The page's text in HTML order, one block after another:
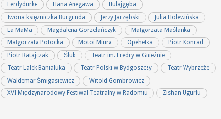
Ferdydurke
Hana Anegawa
Hulajgęba
Iwona księżniczka Burgunda
Jerzy Jarzębski
Julia Holewińska
La MaMa
Magdalena Gorzelańczyk
Małgorzata Maślanka
Małgorzata Potocka
Motoi Miura Opehetka
Piotr Konrad
Piotr Ratajczak
Ślub
Teatr im. Fredry w Gnieźnie
Teatr Lalek Banialuka
Teatr Polski w Bydgoszczy
Teatr Wybrzeże
Waldemar Śmigasiewicz
Witold Gombrowicz
XVI Międzynarodowy Festiwal Teatralny w Radomiu
Zishan Ugurlu